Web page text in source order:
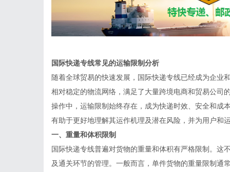
国际快递专线常见的运输限制分析
随着全球贸易的快速发展，国际快递专线已经成为企业
相对稳定的物流网络，满足了大量跨境电商和贸易公司
操作中，运输限制始终存在，成为快递时效、安全和成
有助于更好地理解其运作机理及潜在风险，并为用户和
一、重量和体积限制
国际快递专线普遍对货物的重量和体积有严格限制。这
及通关环节的管理。一般而言，单件货物的重量限制通